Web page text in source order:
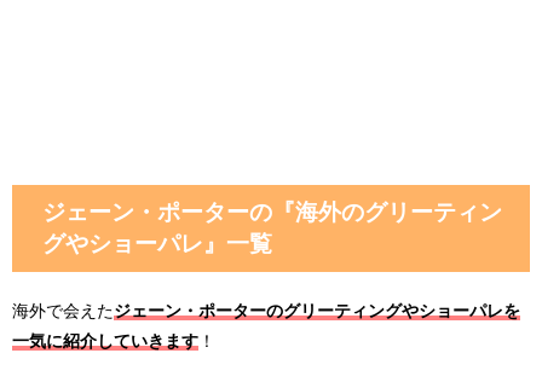
ジェーン・ポーターの『海外のグリーティン
グやショーパレ』一覧
海外で会えたジェーン・ポーターのグリーティングやショーパレを
一気に紹介していきます ！